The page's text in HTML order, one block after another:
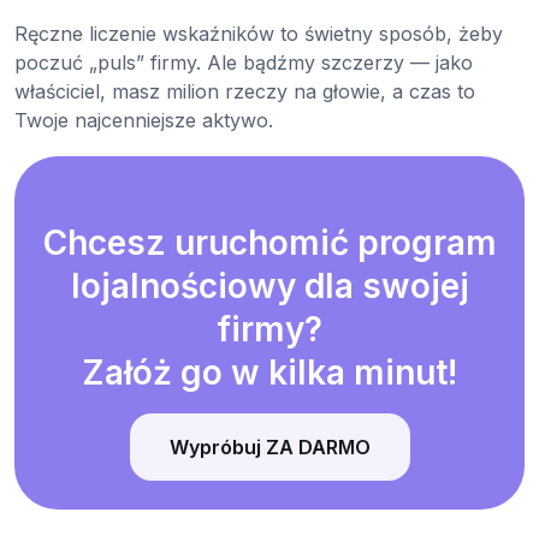
Ręczne liczenie wskaźników to świetny sposób, żeby
poczuć „puls” firmy. Ale bądźmy szczerzy — jako
właściciel, masz milion rzeczy na głowie, a czas to
Twoje najcenniejsze aktywo.
Chcesz uruchomić program
lojalnościowy dla swojej
firmy?
Załóż go w kilka minut!
Wypróbuj ZA DARMO